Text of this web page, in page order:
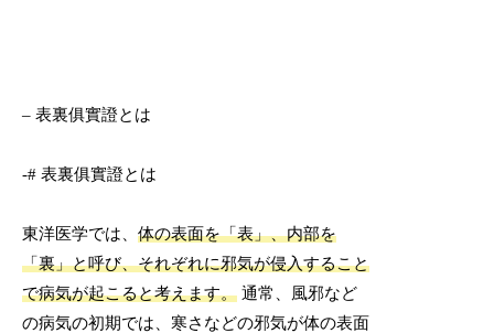
– 表裏俱實證とは
-# 表裏俱實證とは
東洋医学では、体の表面を「表」、内部を
「裏」と呼び、それぞれに邪気が侵入すること
で病気が起こると考えます。 通常、風邪など
の病気の初期では、寒さなどの邪気が体の表面